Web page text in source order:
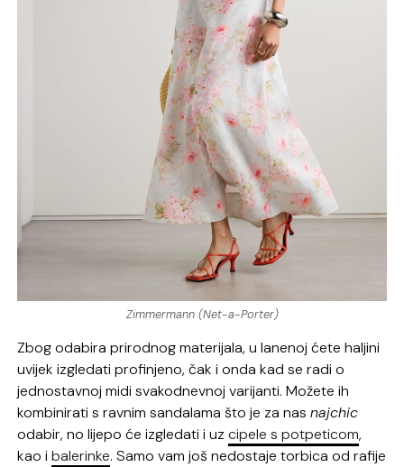
Zimmermann (Net-a-Porter)
Zbog odabira prirodnog materijala, u lanenoj ćete haljini
uvijek izgledati profinjeno, čak i onda kad se radi o
jednostavnoj midi svakodnevnoj varijanti. Možete ih
kombinirati s ravnim sandalama što je za nasnajchic
odabir, no lijepo će izgledati i uzcipele s potpeticom,
kao ibalerinke. Samo vam još nedostaje torbica od rafije